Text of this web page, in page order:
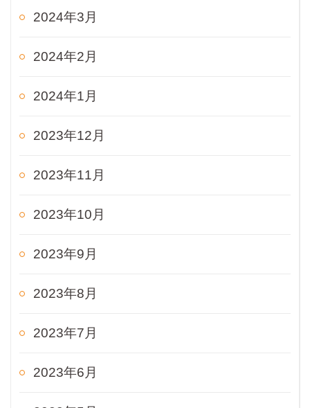
2024年3月
2024年2月
2024年1月
2023年12月
2023年11月
2023年10月
2023年9月
2023年8月
2023年7月
2023年6月